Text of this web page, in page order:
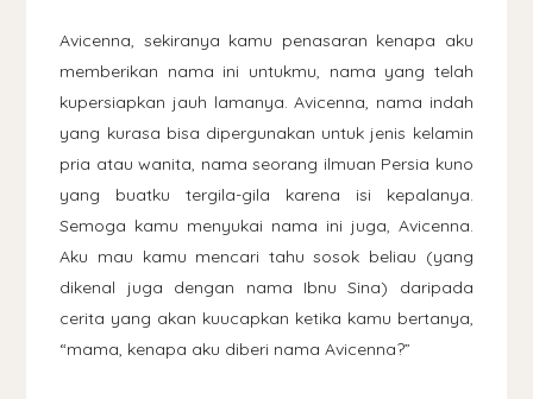
Avicenna, sekiranya kamu penasaran kenapa aku
memberikan nama ini untukmu, nama yang telah
kupersiapkan jauh lamanya. Avicenna, nama indah
yang kurasa bisa dipergunakan untuk jenis kelamin
pria atau wanita, nama seorang ilmuan Persia kuno
yang buatku tergila-gila karena isi kepalanya.
Semoga kamu menyukai nama ini juga, Avicenna.
Aku mau kamu mencari tahu sosok beliau (yang
dikenal juga dengan nama Ibnu Sina) daripada
cerita yang akan kuucapkan ketika kamu bertanya,
“mama, kenapa aku diberi nama Avicenna?”